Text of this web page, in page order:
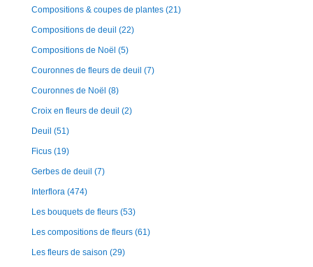
Compositions & coupes de plantes (21)
Compositions de deuil (22)
Compositions de Noël (5)
Couronnes de fleurs de deuil (7)
Couronnes de Noël (8)
Croix en fleurs de deuil (2)
Deuil (51)
Ficus (19)
Gerbes de deuil (7)
Interflora (474)
Les bouquets de fleurs (53)
Les compositions de fleurs (61)
Les fleurs de saison (29)